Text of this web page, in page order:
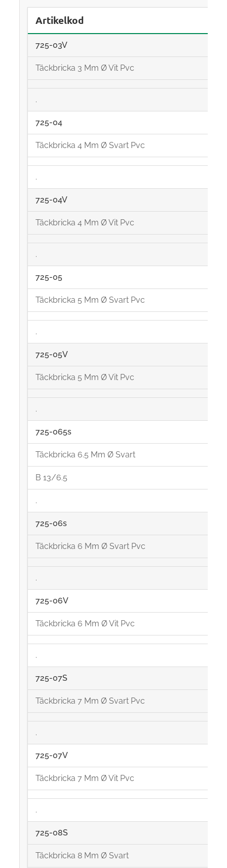
Artikelkod
725-03V
Täckbricka 3 Mm Ø Vit Pvc
.
725-04
Täckbricka 4 Mm Ø Svart Pvc
.
725-04V
Täckbricka 4 Mm Ø Vit Pvc
.
725-05
Täckbricka 5 Mm Ø Svart Pvc
.
725-05V
Täckbricka 5 Mm Ø Vit Pvc
.
725-065s
Täckbricka 6.5 Mm Ø Svart
B 13/6.5
.
725-06s
Täckbricka 6 Mm Ø Svart Pvc
.
725-06V
Täckbricka 6 Mm Ø Vit Pvc
.
725-07S
Täckbricka 7 Mm Ø Svart Pvc
.
725-07V
Täckbricka 7 Mm Ø Vit Pvc
.
725-08S
Täckbricka 8 Mm Ø Svart